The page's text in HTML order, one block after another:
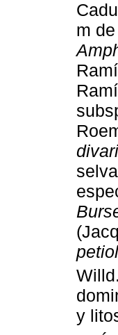
m
y